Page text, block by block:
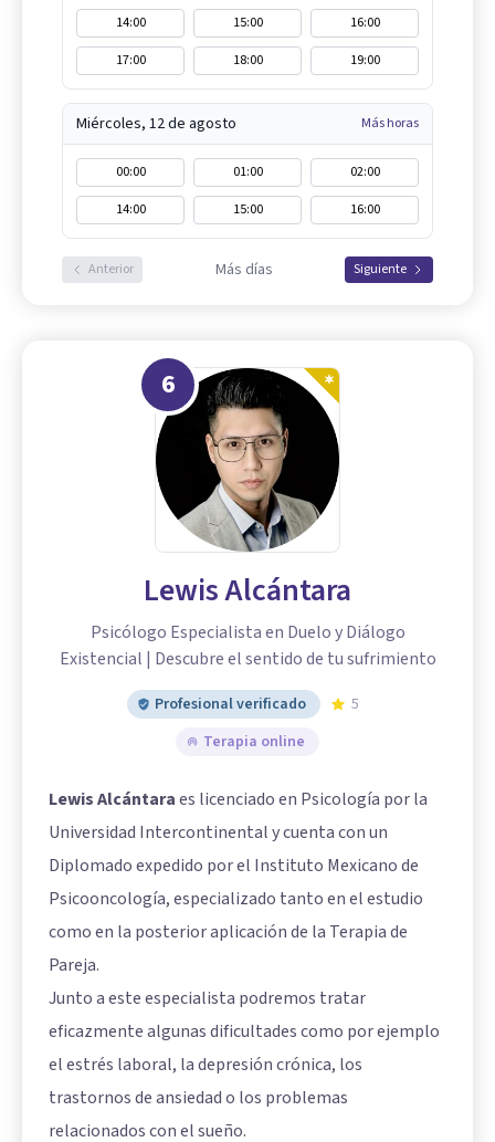
14:00 15:00
16:00
17:00
18:00 19:00
Miércoles, 12 de agosto Más horas
00:00 01:00
02:00
14:00
15:00 16:00
Anterior Más días Siguiente
6
Lewis Alcántara
Psicólogo Especialista en Duelo y Diálogo
Existencial | Descubre el sentido de tu sufrimiento
Profesional verificado
5
Terapia online
Lewis Alcántaraes licenciado en Psicología por la
Universidad Intercontinental y cuenta con un
Diplomado expedido por el Instituto Mexicano de
Psicooncología, especializado tanto en el estudio
como en la posterior aplicación de la Terapia de
Pareja.
Junto a este especialista podremos tratar
eficazmente algunas dificultades como por ejemplo
el estrés laboral, la depresión crónica, los
trastornos de ansiedad o los problemas
relacionados con el sueño.